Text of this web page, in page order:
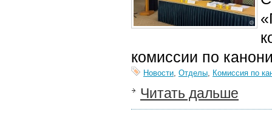
комиссии по
Новости, Отделы, Комиссия по
Читать дальше